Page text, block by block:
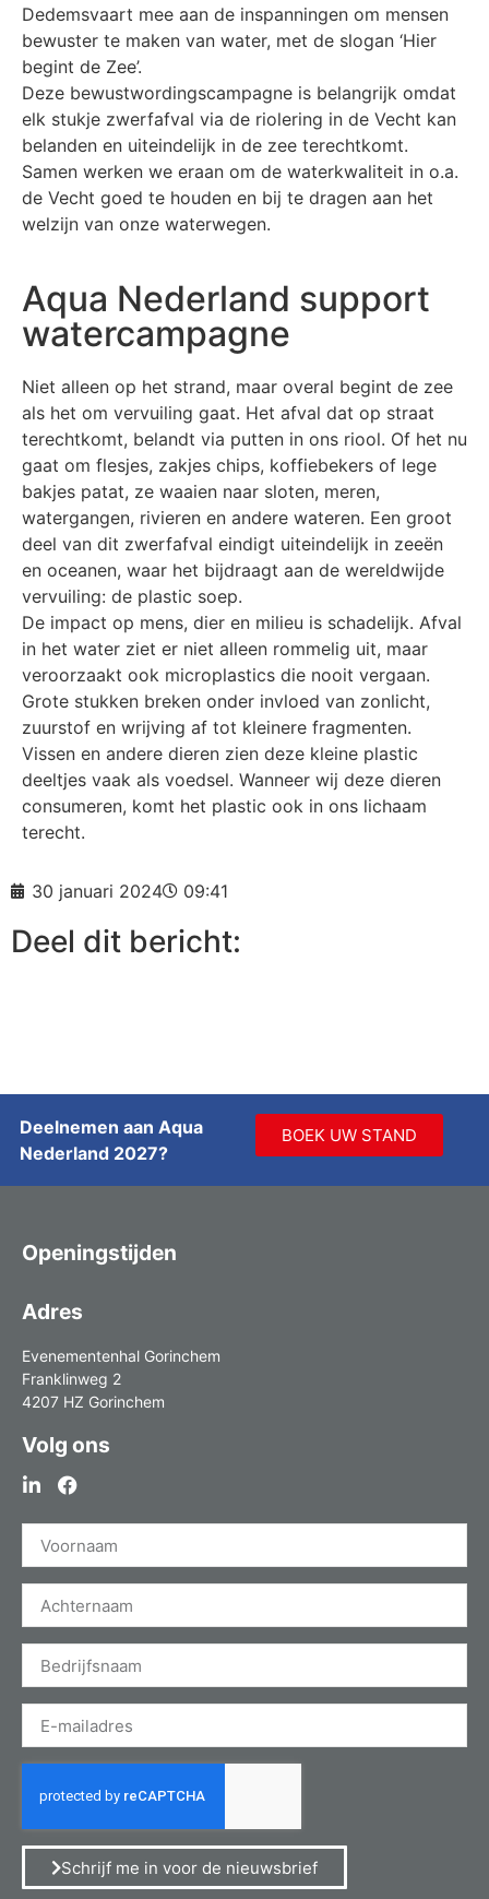
Dedemsvaart mee aan de inspanningen om mensen
bewuster te maken van water, met de slogan ‘Hier
begint de Zee’.
Deze bewustwordingscampagne is belangrijk omdat
elk stukje zwerfafval via de riolering in de Vecht kan
belanden en uiteindelijk in de zee terechtkomt.
Samen werken we eraan om de waterkwaliteit in o.a.
de Vecht goed te houden en bij te dragen aan het
welzijn van onze waterwegen.
Aqua Nederland support
watercampagne
Niet alleen op het strand, maar overal begint de zee
als het om vervuiling gaat. Het afval dat op straat
terechtkomt, belandt via putten in ons riool. Of het nu
gaat om flesjes, zakjes chips, koffiebekers of lege
bakjes patat, ze waaien naar sloten, meren,
watergangen, rivieren en andere wateren. Een groot
deel van dit zwerfafval eindigt uiteindelijk in zeeën
en oceanen, waar het bijdraagt aan de wereldwijde
vervuiling: de plastic soep.
De impact op mens, dier en milieu is schadelijk. Afval
in het water ziet er niet alleen rommelig uit, maar
veroorzaakt ook microplastics die nooit vergaan.
Grote stukken breken onder invloed van zonlicht,
zuurstof en wrijving af tot kleinere fragmenten.
Vissen en andere dieren zien deze kleine plastic
deeltjes vaak als voedsel. Wanneer wij deze dieren
consumeren, komt het plastic ook in ons lichaam
terecht.
30 januari 2024 09:41
Deel dit bericht:
Deelnemen aan Aqua
Nederland 2027?
BOEK UW STAND
Openingstijden
Adres
Evenementenhal Gorinchem
Franklinweg 2
4207 HZ Gorinchem
Volg ons
Schrijf me in voor de nieuwsbrief